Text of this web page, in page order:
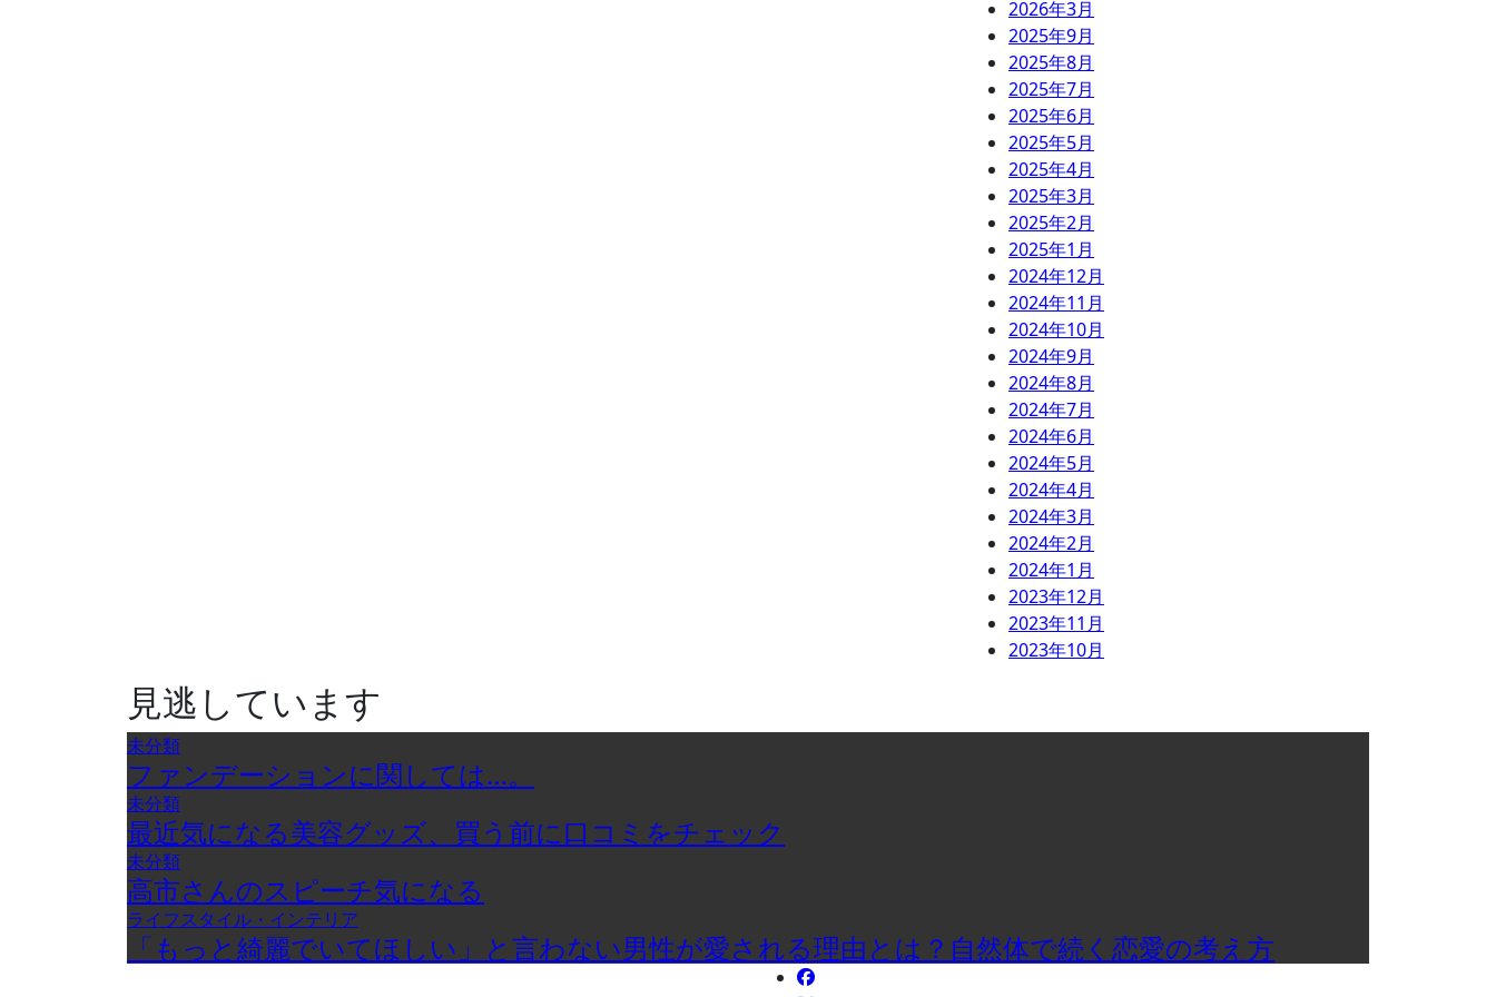
2026年3月
2025年9月
2025年8月
2025年7月
2025年6月
2025年5月
2025年4月
2025年3月
2025年2月
2025年1月
2024年12月
2024年11月
2024年10月
2024年9月
2024年8月
2024年7月
2024年6月
2024年5月
2024年4月
2024年3月
2024年2月
2024年1月
2023年12月
2023年11月
2023年10月
見逃しています
未分類
ファンデーションに関しては…。
未分類
最近気になる美容グッズ、買う前に口コミをチェック
未分類
高市さんのスピーチ気になる
ライフスタイル・インテリア
「もっと綺麗でいてほしい」と言わない男性が愛される理由とは？自然体で続く恋愛の考え方